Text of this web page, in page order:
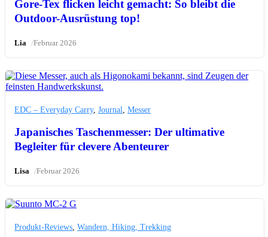
Gore-Tex flicken leicht gemacht: So bleibt die
Outdoor-Ausrüstung top!
Lia /Februar 2026
EDC – Everyday Carry, Journal, Messer
Japanisches Taschenmesser: Der ultimative
Begleiter für clevere Abenteurer
Lisa /Februar 2026
Produkt-Reviews, Wandern, Hiking, Trekking